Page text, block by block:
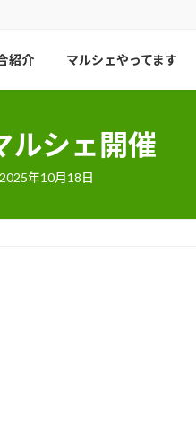
紹介 マルシェやってます
ルシェ開催
2025年10月18日